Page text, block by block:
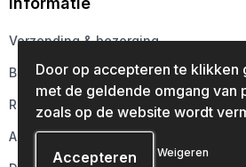
Verzending & bezorging
Betaalmethoden
Retourneren
Aanleveren
Door op accepteren te klikken
met de geldende omgang van
zoals op de website wordt
Weigeren